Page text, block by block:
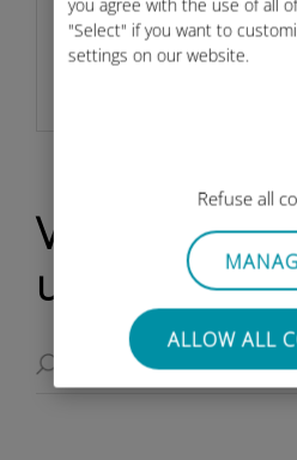
you agree with the use of all
"Select" if you want to
settings on our website.
Refuse all
ALLOW ALL
vos
Vous
une